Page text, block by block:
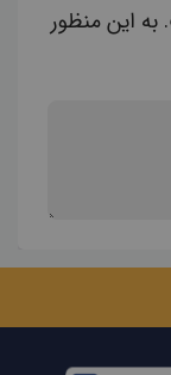
این منظور